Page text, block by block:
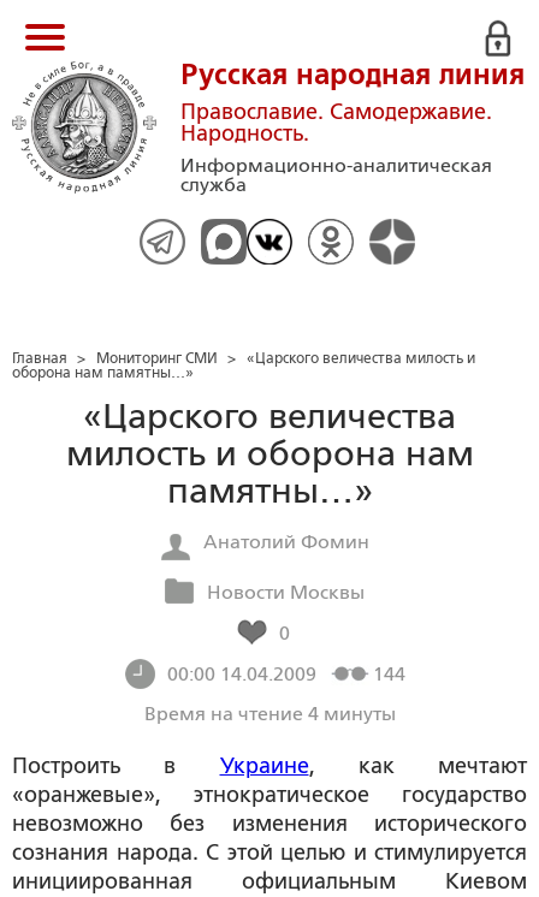
Русская народная линия
Православие. Самодержавие.
Народность.
Информационно-аналитическая
служба
Главная > Мониторинг СМИ > «Царского величества милость и
оборона нам памятны…»
«Царского величества
милость и оборона нам
памятны…»
Анатолий Фомин
Новости Москвы
0
00:00 14.04.2009
144
Время на чтение 4 минуты
Построить в Украине, как мечтают
«оранжевые», этнократическое государство
невозможно без изменения исторического
сознания народа. С этой целью и стимулируется
инициированная официальным Киевом